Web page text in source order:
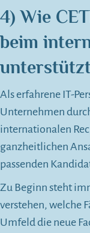
4)Wie
beim
Als erfahrene IT-
Unternehmen
internationalen
ganzheitlichen
passenden
Zu Beginn steht
verstehen, welche
Umfeld die neue